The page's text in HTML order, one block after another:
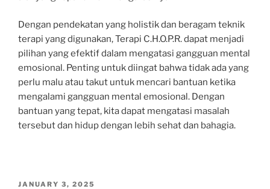
Dengan pendekatan yang holistik dan beragam teknik
terapi yang digunakan, Terapi C.H.O.P.R. dapat menjadi
pilihan yang efektif dalam mengatasi gangguan mental
emosional. Penting untuk diingat bahwa tidak ada yang
perlu malu atau takut untuk mencari bantuan ketika
mengalami gangguan mental emosional. Dengan
bantuan yang tepat, kita dapat mengatasi masalah
tersebut dan hidup dengan lebih sehat dan bahagia.
POSTED
JANUARY 3, 2025